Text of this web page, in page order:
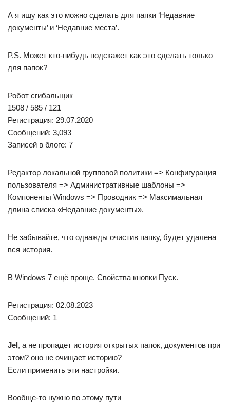
Сообщений: 3,093
Записей в блоге: 7
Не пропадёт.
Настройка влияет на отображение кол-ва последних
И ещё момент. Всякие чистилки системы, чаще всего по
умолчанию «грохают» список Recent.
Регистрация: 10.08.2023
Сообщений: 1
Сообщение отJel
ещё момент. Всякие чистилки системы, чаще всего по
умолчанию «грохают» список Recent.
Отобразятся ли папки открытые ранее в папке Recent,
которые были открыты месяц назад по пути
именно там?
Регистрация: 12.08.2023
Сообщений: 2
Регистрация: 22.02.2024
Сообщений: 23
7